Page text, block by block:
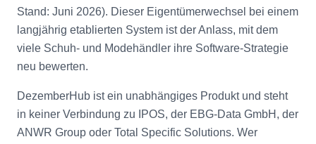
Stand: Juni 2026). Dieser Eigentümerwechsel bei einem
langjährig etablierten System ist der Anlass, mit dem
viele Schuh- und Modehändler ihre Software-Strategie
neu bewerten.
DezemberHub ist ein unabhängiges Produkt und steht
in keiner Verbindung zu IPOS, der EBG-Data GmbH, der
ANWR Group oder Total Specific Solutions. Wer